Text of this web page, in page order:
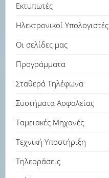
Εκτυπωτές
Ηλεκτρονικοί Υπολογιστές
Οι σελίδες μας
Προγράμματα
Σταθερά Τηλέφωνα
Συστήματα Ασφαλείας
Ταμειακές Μηχανές
Τεχνική Υποστήριξη
Τηλεοράσεις